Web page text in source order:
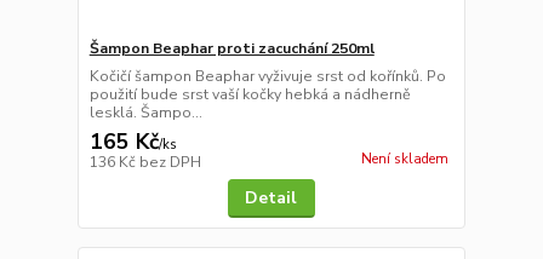
Šampon Beaphar proti zacuchání 250ml
Kočičí šampon Beaphar vyživuje srst od kořínků. Po
použití bude srst vaší kočky hebká a nádherně
lesklá. Šampo...
165 Kč/ks
136 Kč bez DPH Není skladem
Detail